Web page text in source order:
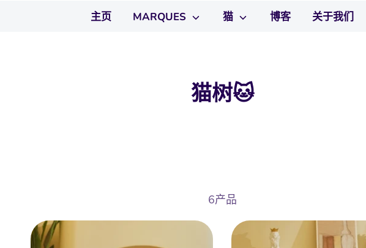
主页 MARQUES 猫 博客 关于我们
猫树🐱
6产品